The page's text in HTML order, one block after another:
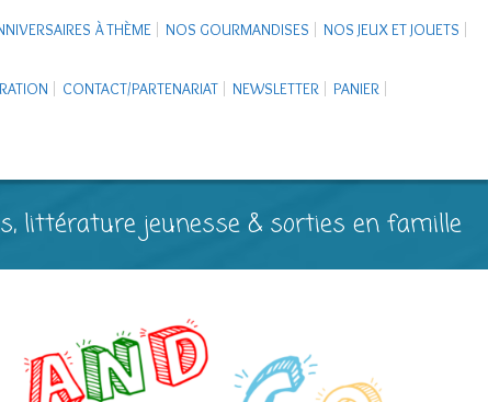
À THÈME NOS GOURMANDISES NOS JEUX ET JOUETS
CONTACT/PARTENARIAT NEWSLETTER PANIER
littérature jeunesse & sorties en famille